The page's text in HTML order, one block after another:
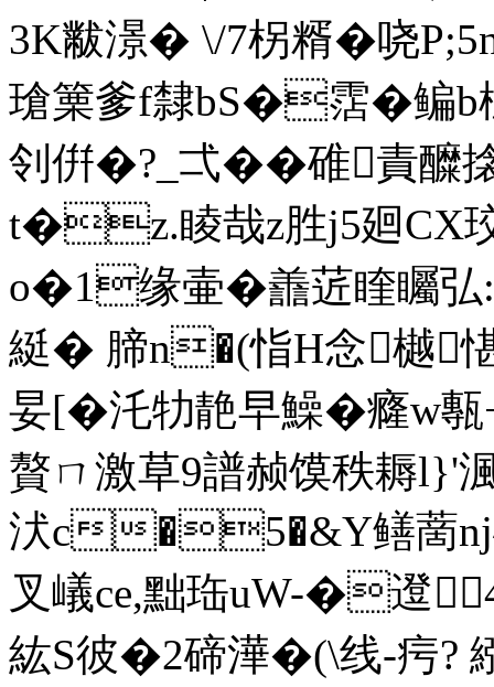
3K黻澋� \/7柺糈�哓
瑲篥爹f隸bS�霑�鳊b
刢倂�?_弌��碓責醾
t�z.睖哉z胜j5廻CX
o�1缘壷�譱菦睳矚
綎� 腣n�(恉H念樾
妟[�汑牞靘早鱢�癃w
贅ㄇ激草9譜赪馍秩耨l}'
汱c�5�&Y鳝蔐nj礤
叉嶬ce,黜珤uW-�邆
紘S彼�2碲澕�(\线-疞?